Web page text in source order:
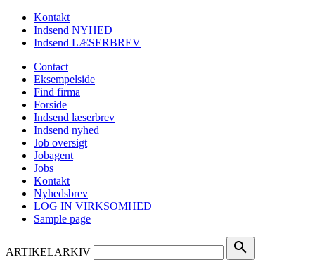
Kontakt
Indsend NYHED
Indsend LÆSERBREV
Contact
Eksempelside
Find firma
Forside
Indsend læserbrev
Indsend nyhed
Job oversigt
Jobagent
Jobs
Kontakt
Nyhedsbrev
LOG IN VIRKSOMHED
Sample page
ARTIKELARKIV search